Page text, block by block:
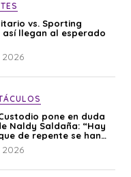
vs. Sporting
así llegan al esperado
pone en duda
Naldy Saldaña: “Hay
de repente se han